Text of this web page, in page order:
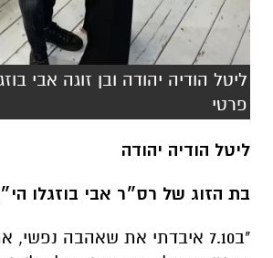
פרטי
ליטל הודיה יהודה
בת הזוג של רס״ר אבי בוזגלו הי״ד
"ב7.10 איבדתי את שאהבה נפשי,
באותו הבוקר אבי יצא למשימת
ממנו הכי פחדתי.